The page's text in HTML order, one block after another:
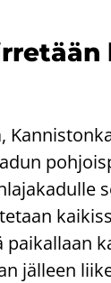
pai­kal­laan
jäl­leen